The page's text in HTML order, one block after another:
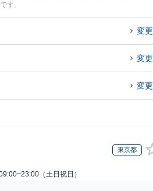
す。
変更
変更
変更
東京都
（土日祝日）